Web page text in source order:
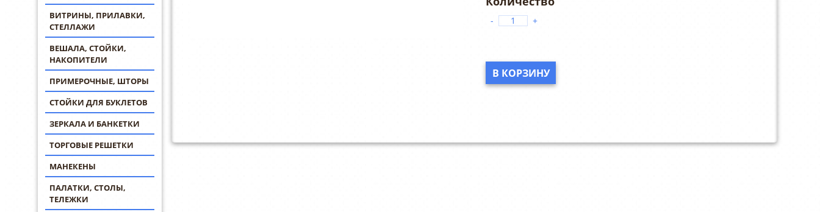
ВИТРИНЫ, ПРИЛАВКИ,
СТЕЛЛАЖИ
ВЕШАЛА, СТОЙКИ,
НАКОПИТЕЛИ
ПРИМЕРОЧНЫЕ, ШТОРЫ
СТОЙКИ ДЛЯ БУКЛЕТОВ
ЗЕРКАЛА И БАНКЕТКИ
ТОРГОВЫЕ РЕШЕТКИ
МАНЕКЕНЫ
ПАЛАТКИ, СТОЛЫ,
ТЕЛЕЖКИ
- +
В КОРЗИНУ